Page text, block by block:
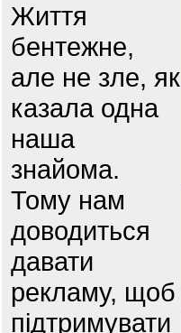
Життя
бентежне,
але не зле, як
казала одна
наша
знайома.
Тому нам
доводиться
давати
рекламу, щоб
підтримувати